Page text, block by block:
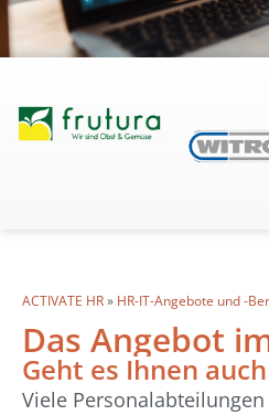
ACTIVATE HR» HR-IT-Angebote und -
Das Angebot
Geht es Ihnen
Viele